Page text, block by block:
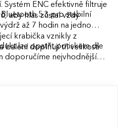
ENC efektivně filtruje
aby hlas zůstal vždy
5.3 pro stabilní
až 7 hodin na jedno
krabička vznikly z
balení doplňují tři velikosti
lze opatřit potiskem dle
doporučíme nejvhodnější
na design i váš rozpočet.